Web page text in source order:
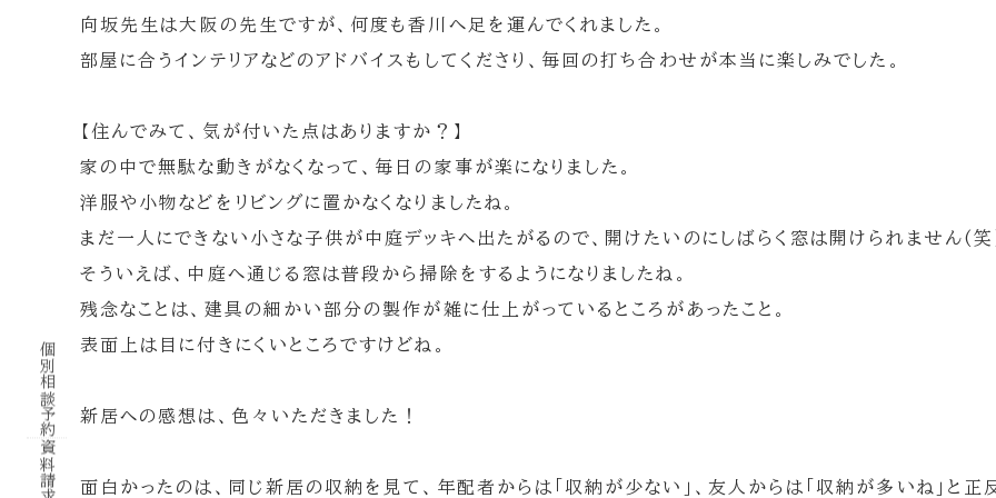
個別相談予約
資料請求
向坂先生は大阪の先生ですが、何度も香川へ足を運んでくれました。
部屋に合うインテリアなどのアドバイスもしてくださり、毎回の打ち合わせが本当に楽しみでした。
【住んでみて、気が付いた点はありますか？】
家の中で無駄な動きがなくなって、毎日の家事が楽になりました。
洋服や小物などをリビングに置かなくなりましたね。
まだ一人にできない小さな子供が中庭デッキへ出たがるので、開けたいのにしばらく窓は開けられません(笑)
そういえば、中庭へ通じる窓は普段から掃除をするようになりましたね。
残念なことは、建具の細かい部分の製作が雑に仕上がっているところがあったこと。
表面上は目に付きにくいところですけどね。
新居への感想は、色々いただきました！
面白かったのは、同じ新居の収納を見て、年配者からは「収納が少ない」、友人からは「収納が多いね」と正